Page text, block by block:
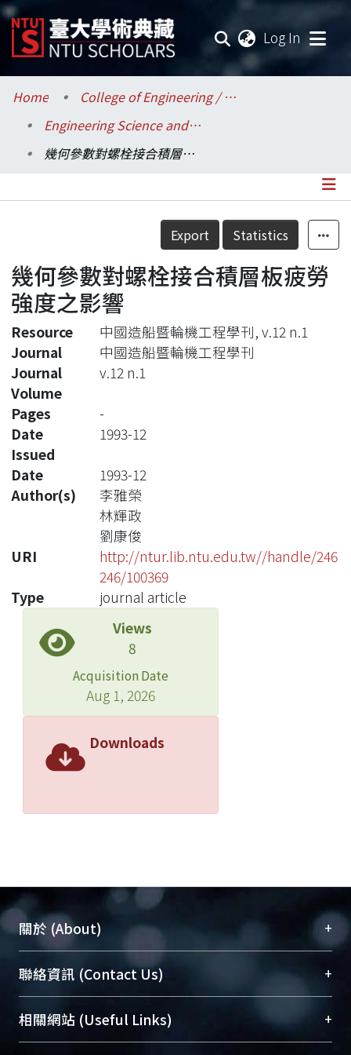
Log In
Communities & Collections
Research Outputs
Statistics
Home
College of Engineering / 工學院
Engineering Science and Ocean Engineering / 工程科學及海洋工程學系
幾何參數對螺栓接合積層板疲勞強度之影響
Details
Export Statistics
幾何參數對螺栓接合積層板疲勞
強度之影響
Resource
中國造船暨輪機工程學刊, v.12 n.1
Journal
中國造船暨輪機工程學刊
Journal
Volume
v.12 n.1
Pages
-
Date
Issued
1993-12
Date
1993-12
Author(s)
李雅榮
林輝政
劉康俊
URI
http://ntur.lib.ntu.edu.tw//handle/246
246/100369
Type
journal article
Views
8
Acquisition Date
Aug 1, 2026
Downloads
關於 (About) +
臺大位居世界頂尖大學之列，為永久珍藏及向國際
展現本校豐碩的研究成果及學術能量，圖書館整合
機構典藏（NTUR）與學術庫（AH）不同功能平
台，成為臺大學術典藏NTU scholars。期能整合研
聯絡資訊 (Contact Us) +
總館學科館員(Main Library)
醫學圖書館學科館員(Medical Library)
相關網站 (Useful Links) +